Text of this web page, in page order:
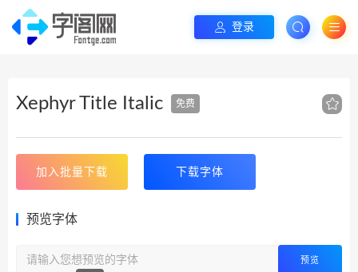
登录
Xephyr Title Italic 免费
加入批量下载 下载字体
预览字体
预览